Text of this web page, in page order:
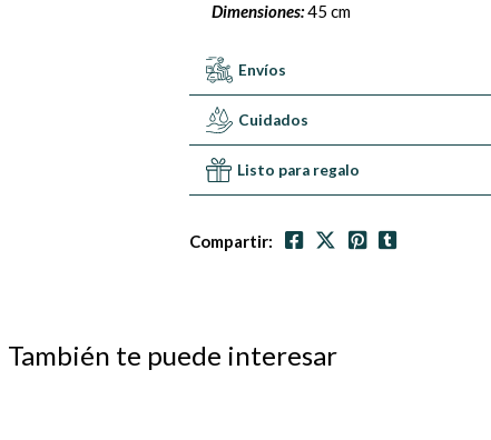
Dimensiones:45 cm
Envíos
Cuidados
Listo para regalo
Compartir:
También te puede interesar